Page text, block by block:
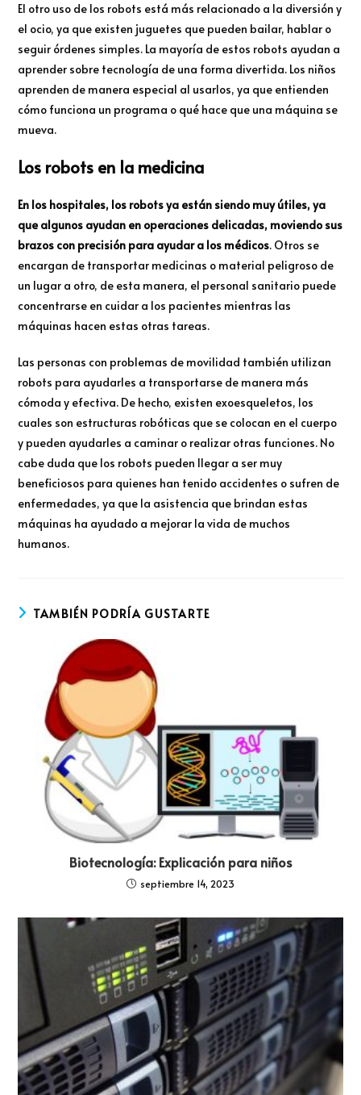
El otro uso de los robots está más relacionado a la diversión y
el ocio, ya que existen juguetes que pueden bailar, hablar o
seguir órdenes simples. La mayoría de estos robots ayudan a
aprender sobre tecnología de una forma divertida. Los niños
aprenden de manera especial al usarlos, ya que entienden
cómo funciona un programa o qué hace que una máquina se
mueva.
Los robots en la medicina
En los hospitales, los robots ya están siendo muy útiles, ya
que algunos ayudan en operaciones delicadas, moviendo sus
brazos con precisión para ayudar a los médicos. Otros se
encargan de transportar medicinas o material peligroso de
un lugar a otro, de esta manera, el personal sanitario puede
concentrarse en cuidar a los pacientes mientras las
máquinas hacen estas otras tareas.
Las personas con problemas de movilidad también utilizan
robots para ayudarles a transportarse de manera más
cómoda y efectiva. De hecho, existen exoesqueletos, los
cuales son estructuras robóticas que se colocan en el cuerpo
y pueden ayudarles a caminar o realizar otras funciones. No
cabe duda que los robots pueden llegar a ser muy
beneficiosos para quienes han tenido accidentes o sufren de
enfermedades, ya que la asistencia que brindan estas
máquinas ha ayudado a mejorar la vida de muchos
humanos.
TAMBIÉN PODRÍA GUSTARTE
Biotecnología: Explicación para niños
septiembre 14, 2023